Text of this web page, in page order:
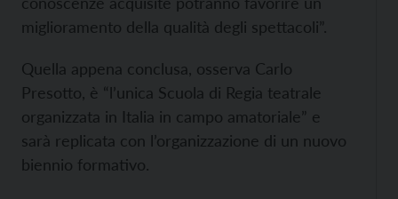
miglioramento della qualità degli spettacoli”.
Quella appena conclusa, osserva Carlo
Presotto, è “l’unica Scuola di Regia teatrale
organizzata in Italia in campo amatoriale” e
sarà replicata con l’organizzazione di un nuovo
biennio formativo.